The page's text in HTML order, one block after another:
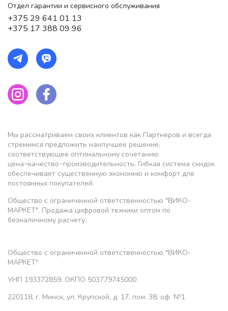
Отдел гарантии и сервисного обслуживания
+375 29 641 01 13
+375 17 388 09 96
Мы рассматриваем своих клиентов как Партнеров и всегда
стремимся предложить наилучшее решение,
соответствующее оптимальному сочетанию
цена−качество−производительность. Гибкая система скидок
обеспечивает существенную экономию и комфорт для
постоянных покупателей.
Общество с ограниченной ответственностью "ВИКО-
МАРКЕТ". Продажа цифровой техники оптом по
безналичному расчету.
Общество с ограниченной ответственностью "ВИКО-
МАРКЕТ"
УНП 193372859, ОКПО 503779745000
220118, г. Минск, ул. Крупской, д. 17, пом. 38, оф. №1